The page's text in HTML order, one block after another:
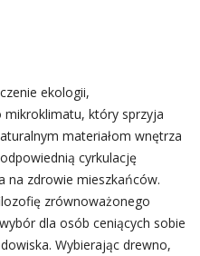
ekologii,
mikroklimatu, który sprzyja
materiałom wnętrza
cyrkulację
na zdrowie mieszkańców.
zrównoważonego
dla osób ceniących sobie
Wybierając drewno,